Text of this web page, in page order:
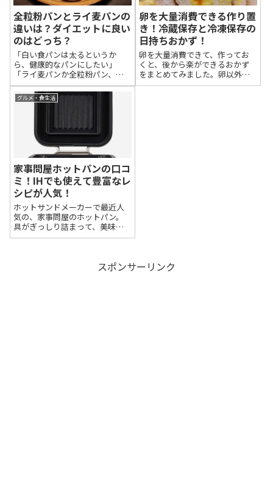
全粒粉パンとライ麦パンの
違いは？ダイエットに良い
のはどっち？
「白い食パンは太るというか
ら、健康的なパンにしたい」
「ライ麦パンか全粒粉パン、ど
っちがダイエットにいいの？」
「味はどっちが美味しい？」ラ
イ麦パンと全粒粉パン、何がど
のパンの違いをわかり...
卵を大量消費できる作り置
き！冷蔵保存と冷凍保存の
日持ちおかず！
卵を大量消費できて、作ってお
くと、後から楽ができるおかず
をまとめてみました。卵以外の
材料は必要のないレシピが殆ど
グルメ・食生活
家事問屋ホットパンの口コ
ミ！IHでも使えて豊富なレ
シピが人気！
ホットサンドメーカーで最近人
気の、家事問屋のホットパン。
具がぎっしり詰まって、美味し
そう…！ちょっと憧れますよ
トサンドメーカーは３０００円スポンサーリンク